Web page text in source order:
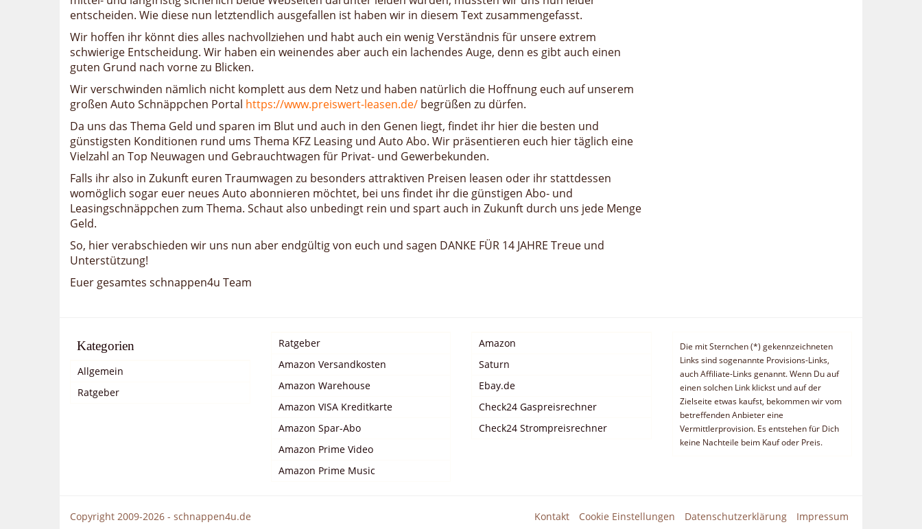
entscheiden. Wie diese nun letztendlich ausgefallen ist haben wir in diesem Text zusammengefasst.
Wir hoffen ihr könnt dies alles nachvollziehen und habt auch ein wenig Verständnis für unsere extrem
schwierige Entscheidung. Wir haben ein weinendes aber auch ein lachendes Auge, denn es gibt auch einen
guten Grund nach vorne zu Blicken.
Wir verschwinden nämlich nicht komplett aus dem Netz und haben natürlich die Hoffnung euch auf unserem
großen Auto Schnäppchen Portal https://www.preiswert-leasen.de/ begrüßen zu dürfen.
Da uns das Thema Geld und sparen im Blut und auch in den Genen liegt, findet ihr hier die besten und
günstigsten Konditionen rund ums Thema KFZ Leasing und Auto Abo. Wir präsentieren euch hier täglich eine
Vielzahl an Top Neuwagen und Gebrauchtwagen für Privat- und Gewerbekunden.
Falls ihr also in Zukunft euren Traumwagen zu besonders attraktiven Preisen leasen oder ihr stattdessen
womöglich sogar euer neues Auto abonnieren möchtet, bei uns findet ihr die günstigen Abo- und
Leasingschnäppchen zum Thema. Schaut also unbedingt rein und spart auch in Zukunft durch uns jede Menge
Geld.
So, hier verabschieden wir uns nun aber endgültig von euch und sagen DANKE FÜR 14 JAHRE Treue und
Unterstützung!
Euer gesamtes schnappen4u Team
Kategorien
Allgemein
Ratgeber
Ratgeber
Amazon Versandkosten
Amazon Warehouse
Amazon VISA Kreditkarte
Amazon Spar-Abo
Amazon Prime Video
Amazon Prime Music
Amazon
Saturn
Ebay.de
Check24 Gaspreisrechner
Check24 Strompreisrechner
Die mit Sternchen (*) gekennzeichneten
Links sind sogenannte Provisions-Links,
auch Affiliate-Links genannt. Wenn Du auf
einen solchen Link klickst und auf der
Zielseite etwas kaufst, bekommen wir vom
betreffenden Anbieter eine
Vermittlerprovision. Es entstehen für Dich
keine Nachteile beim Kauf oder Preis.
Copyright 2009-2026 - schnappen4u.de Kontakt Cookie Einstellungen Datenschutzerklärung Impressum